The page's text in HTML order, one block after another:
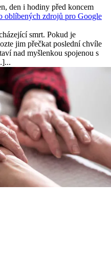
den i hodiny před koncem
oblíbených zdrojů pro Google
smrt. Pokud je
jim přečkat poslední chvíle
nad myšlenkou spojenou s